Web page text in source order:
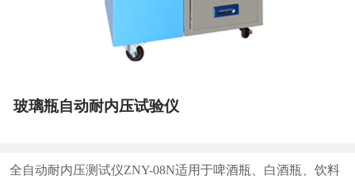
玻璃瓶自动耐内压试验仪
全自动耐内压测试仪ZNY-08N适用于啤酒瓶、白酒瓶、饮料